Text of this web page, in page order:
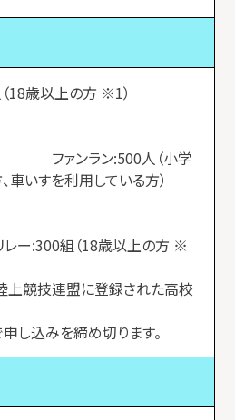
人（18歳以上の方 ※1）
:500人（小学
車いすを利用している方）
組（18歳以上の方 ※
競技連盟に登録された高校
し込みを締め切ります。